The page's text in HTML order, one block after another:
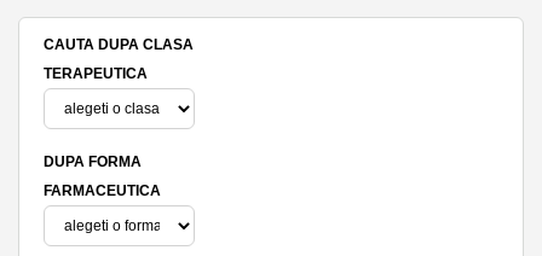
CAUTA DUPA CLASA
TERAPEUTICA
DUPA FORMA
FARMACEUTICA